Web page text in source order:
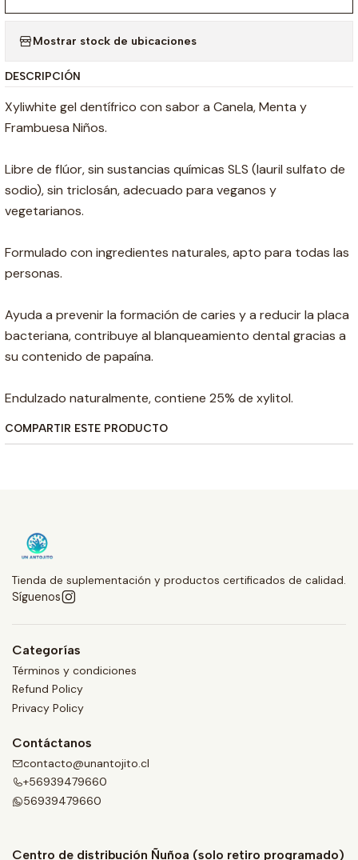
Mostrar stock de ubicaciones
DESCRIPCIÓN
Xyliwhite gel dentífrico con sabor a Canela, Menta y
Frambuesa Niños.
Libre de flúor, sin sustancias químicas SLS (lauril sulfato de
sodio), sin triclosán, adecuado para veganos y
vegetarianos.
Formulado con ingredientes naturales, apto para todas las
personas.
Ayuda a prevenir la formación de caries y a reducir la placa
bacteriana, contribuye al blanqueamiento dental gracias a
su contenido de papaína.
Endulzado naturalmente, contiene 25% de xylitol.
COMPARTIR ESTE PRODUCTO
Tienda de suplementación y productos certificados de calidad.
Síguenos
Categorías
Términos y condiciones
Refund Policy
Privacy Policy
Contáctanos
contacto@unantojito.cl
+56939479660
56939479660
Centro de distribución Ñuñoa (solo retiro programado)